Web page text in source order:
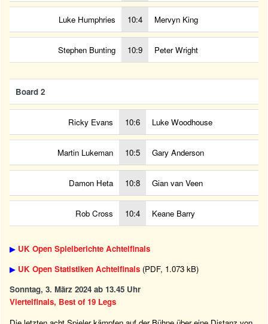
Luke Humphries 10:4 Mervyn King
Stephen Bunting 10:9 Peter Wright
Board 2
Ricky Evans 10:6 Luke Woodhouse
Martin Lukeman 10:5 Gary Anderson
Damon Heta 10:8 Gian van Veen
Rob Cross 10:4 Keane Barry
▶ UK Open Spielberichte Achtelfinals
▶ UK Open Statistiken Achtelfinals (PDF, 1.073 kB)
Sonntag, 3. März 2024 ab 13.45 Uhr
Viertelfinals, Best of 19 Legs